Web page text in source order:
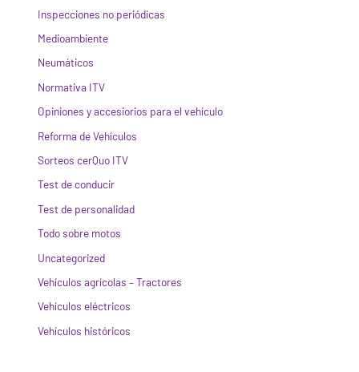
Inspecciones no periódicas
Medioambiente
Neumáticos
Normativa ITV
Opiniones y accesiorios para el vehículo
Reforma de Vehículos
Sorteos cerQuo ITV
Test de conducir
Test de personalidad
Todo sobre motos
Uncategorized
Vehículos agrícolas – Tractores
Vehículos eléctricos
Vehículos históricos